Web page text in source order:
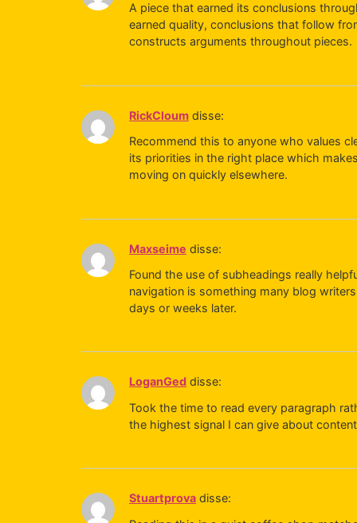
A piece that earned its conclusions
earned quality, conclusions that follow
constructs arguments throughout pieces.
RickCloum disse:
Recommend this to anyone who values
its priorities in the right place which
moving on quickly elsewhere.
Maxseime disse:
Found the use of subheadings really
navigation is something many blog
days or weeks later.
LoganGed disse:
Took the time to read every paragraph
the highest signal I can give about
Stuartprova disse: